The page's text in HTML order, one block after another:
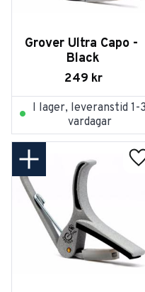
Grover Ultra Capo -
Black
249 kr
I lager, leveranstid 1-3
vardagar